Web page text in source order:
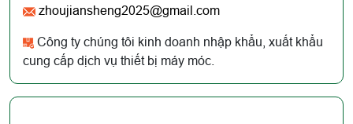
zhoujiansheng2025@gmail.com
Công ty chúng tôi kinh doanh nhập khẩu, xuất khẩu
cung cấp dịch vụ thiết bị máy móc.